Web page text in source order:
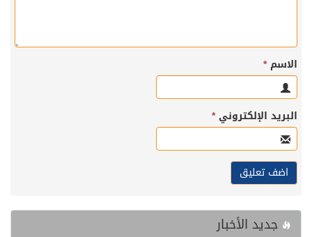
الاسم*
البريد الإلكتروني*
جديد الأخبار